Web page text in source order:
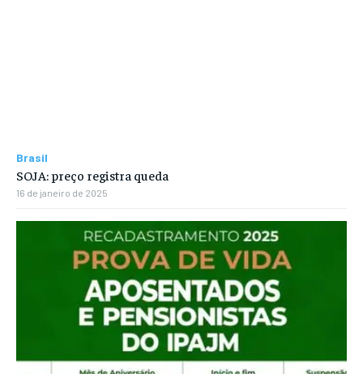
Brasil
SOJA: preço registra queda
16 de janeiro de 2025